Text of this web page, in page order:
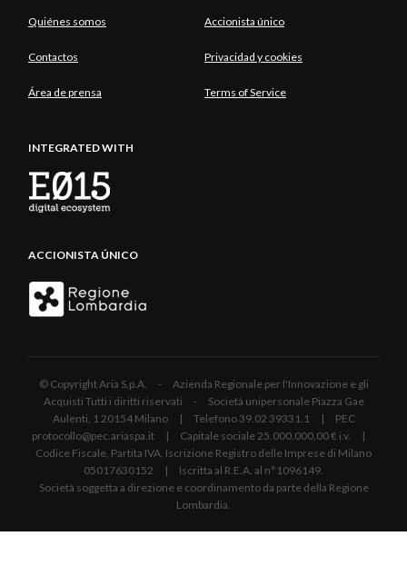
Quiénes somos Accionista único
Contactos Privacidad y cookies
Área de prensa Terms of Service
INTEGRATED WITH
ACCIONISTA ÚNICO
© Copyright Aria S.p.A. - Azienda Regionale per l'Innovazione e gli
Acquisti Tutti i diritti riservati - Società unipersonale Piazza Gae
Aulenti, 1 20154 Milano | Telefono 39.02 39331.1 | PEC
protocollo@pec.ariaspa.it | Capitale sociale 25.000.000,00 € i.v. |
Codice Fiscale, Partita IVA, Iscrizione Registro delle Imprese di Milano
05017630152 | Iscritta al R.E.A. al n°1096149.
Società soggetta a direzione e coordinamento da parte della Regione
Lombardia.